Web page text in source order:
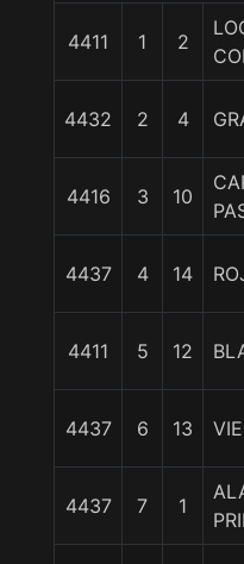
4411 1 2
4432 2 4
4416 3 10
4437 4 14
4411 5 12
4437 6 13
4437 7 1